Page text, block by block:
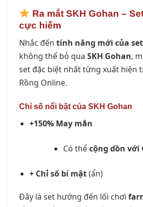
Ra mắt SKH Gohan –
cực hiếm
Nhắc đến tính năng mới của
không thể bỏ qua SKH Gohan,
set đặc biệt nhất từng xuất hiện
Rồng Online.
Chỉ số nổi bật của SKH Gohan
+150% May mắn
Có thểcộng dồn với
+ Chỉ số bí mật(ẩn)
Đây là set hướng đến lối chơi